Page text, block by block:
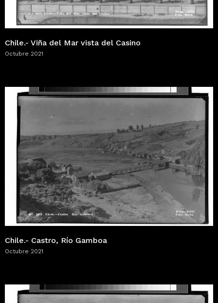
Chile.- Viña del Mar vista del Casino
Octubre 2021
Chile.- Castro, Río Gamboa
Octubre 2021